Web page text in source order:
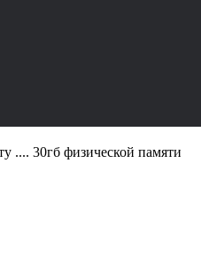
.... 30гб физической памяти